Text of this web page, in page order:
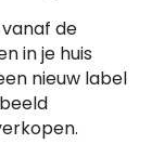
de
in je huis
nieuw label